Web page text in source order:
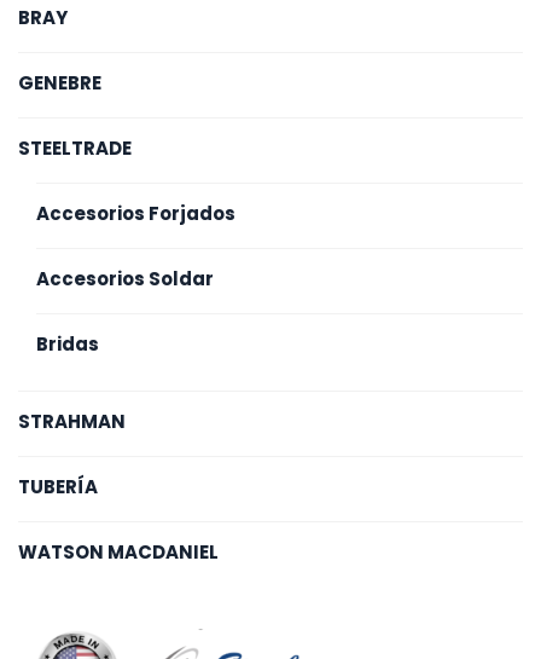
BRAY
GENEBRE
STEELTRADE
Accesorios Forjados
Accesorios Soldar
Bridas
STRAHMAN
TUBERÍA
WATSON MACDANIEL